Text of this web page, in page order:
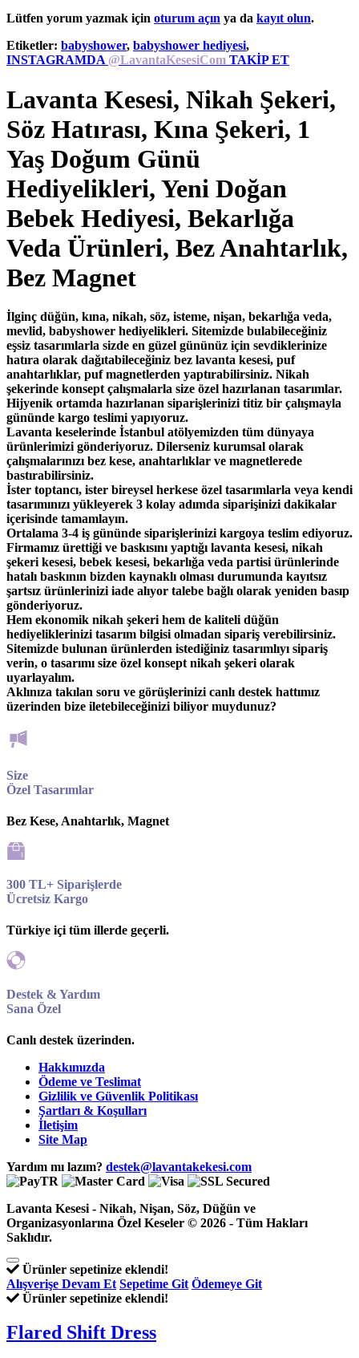
Lütfen yorum yazmak için oturum açın ya da kayıt olun.
Etiketler: babyshower, babyshower hediyesi,
INSTAGRAMDA @LavantaKesesiCom TAKİP ET
Lavanta Kesesi, Nikah Şekeri,
Söz Hatırası, Kına Şekeri, 1
Yaş Doğum Günü
Hediyelikleri, Yeni Doğan
Bebek Hediyesi, Bekarlığa
Veda Ürünleri, Bez Anahtarlık,
Bez Magnet
İlginç düğün, kına, nikah, söz, isteme, nişan, bekarlığa veda,
mevlid, babyshower hediyelikleri. Sitemizde bulabileceğiniz
eşsiz tasarımlarla sizde en güzel gününüz için sevdiklerinize
hatıra olarak dağıtabileceğiniz bez lavanta kesesi, puf
anahtarlıklar, puf magnetlerden yaptırabilirsiniz. Nikah
şekerinde konsept çalışmalarla size özel hazırlanan tasarımlar.
Hijyenik ortamda hazırlanan siparişlerinizi titiz bir çalışmayla
gününde kargo teslimi yapıyoruz.
Lavanta keselerinde İstanbul atölyemizden tüm dünyaya
ürünlerimizi gönderiyoruz. Dilerseniz kurumsal olarak
çalışmalarınızı bez kese, anahtarlıklar ve magnetlerede
bastırabilirsiniz.
İster toptancı, ister bireysel herkese özel tasarımlarla veya kendi
tasarımınızı yükleyerek 3 kolay adımda siparişinizi dakikalar
içerisinde tamamlayın.
Ortalama 3-4 iş gününde siparişlerinizi kargoya teslim ediyoruz.
Firmamız ürettiği ve baskısını yaptığı lavanta kesesi, nikah
şekeri kesesi, bebek kesesi, bekarlığa veda partisi ürünlerinde
hatalı baskının bizden kaynaklı olması durumunda kayıtsız
şartsız ürünlerinizi iade alıyor talebe bağlı olarak yeniden basıp
gönderiyoruz.
Hem ekonomik nikah şekeri hem de kaliteli düğün
hediyeliklerinizi tasarım bilgisi olmadan sipariş verebilirsiniz.
Sitemizde bulunan ürünlerden istediğiniz tasarımlıyı sipariş
verin, o tasarımı size özel konsept nikah şekeri olarak
uyarlayalım.
Aklınıza takılan soru ve görüşlerinizi canlı destek hattımız
üzerinden bize iletebileceğinizi biliyor muydunuz?
Size
Özel Tasarımlar
Bez Kese, Anahtarlık, Magnet
300 TL+ Siparişlerde
Ücretsiz Kargo
Türkiye içi tüm illerde geçerli.
Destek & Yardım
Sana Özel
Canlı destek üzerinden.
Hakkımızda
Ödeme ve Teslimat
Gizlilik ve Güvenlik Politikası
Şartları & Koşulları
İletişim
Site Map
Yardım mı lazım? destek@lavantakekesi.com
Lavanta Kesesi - Nikah, Nişan, Söz, Düğün ve
Organizasyonlarına Özel Keseler © 2026 - Tüm Hakları
Saklıdır.
Ürünler sepetinize eklendi!
Alışverişe Devam Et Sepetime Git Ödemeye Git
Ürünler sepetinize eklendi!
Flared Shift Dress